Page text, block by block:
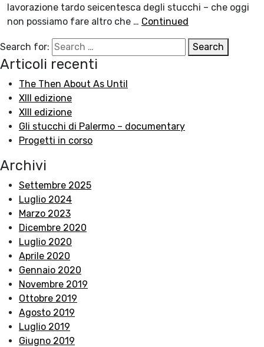
lavorazione tardo seicentesca degli stucchi – che oggi
non possiamo fare altro che … Continued
Search for: Search
Articoli recenti
The Then About As Until
XIII edizione
XIII edizione
Gli stucchi di Palermo – documentary
Progetti in corso
Archivi
Settembre 2025
Luglio 2024
Marzo 2023
Dicembre 2020
Luglio 2020
Aprile 2020
Gennaio 2020
Novembre 2019
Ottobre 2019
Agosto 2019
Luglio 2019
Giugno 2019